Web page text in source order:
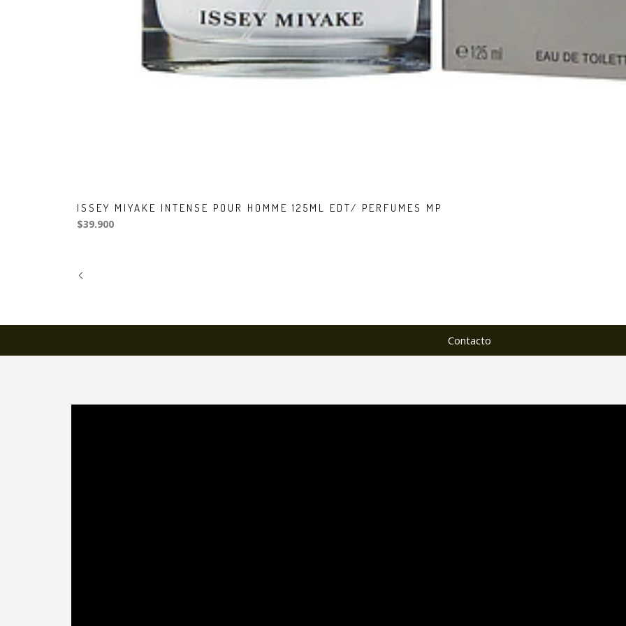
ISSEY MIYAKE INTENSE POUR HOMME 125ML EDT/ PERFUMES MP
$39.900
Contacto